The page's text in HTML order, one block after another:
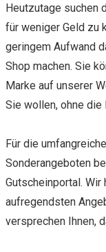
Heutzutage suchen
für weniger Geld zu
geringem Aufwand
Shop machen. Sie
Marke auf unserer
Sie wollen, ohne die
Für die
Sonderangeboten
Gutscheinportal. Wir
aufregendsten
versprechen Ihnen,